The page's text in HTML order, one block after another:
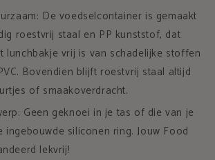
De voedselcontainer is gemaakt
roestvrij staal en PP kunststof, dat
lunchbakje vrij is van schadelijke stoffen
Bovendien blijft roestvrij staal altijd
of smaakoverdracht.
Geen geknoei in je tas of die van je
ingebouwde siliconen ring. Jouw Food
lekvrij!